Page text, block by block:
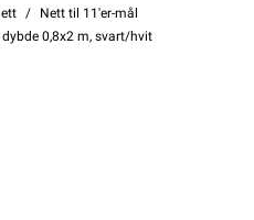
Nett til 11'er-mål
0,8x2 m, svart/hvit